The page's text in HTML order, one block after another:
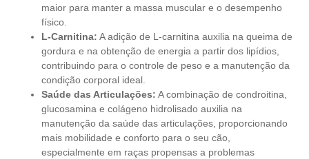
maior para manter a massa muscular e o desempenho
físico.
L-Carnitina: A adição de L-carnitina auxilia na queima de
gordura e na obtenção de energia a partir dos lipídios,
contribuindo para o controle de peso e a manutenção da
condição corporal ideal.
Saúde das Articulações: A combinação de condroitina,
glucosamina e colágeno hidrolisado auxilia na
manutenção da saúde das articulações, proporcionando
mais mobilidade e conforto para o seu cão,
especialmente em raças propensas a problemas